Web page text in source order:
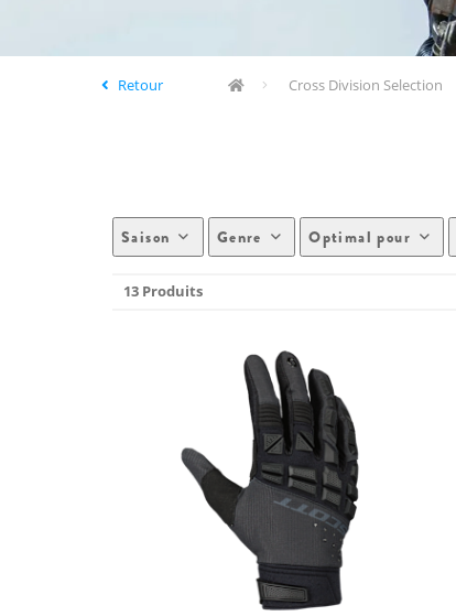
Retour Cross Division Selection
Saison Genre Optimal pour
13 Produits